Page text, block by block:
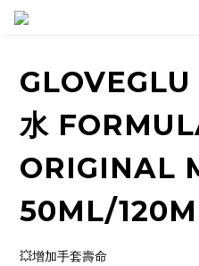
GLOVEGLU
水
ORIGINAL
50ML/
💥增加手套壽命